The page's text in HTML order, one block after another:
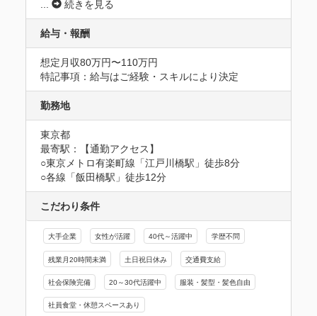
...
続きを見る
給与・報酬
想定月収80万円〜110万円
特記事項：給与はご経験・スキルにより決定
勤務地
東京都
最寄駅：【通勤アクセス】
○東京メトロ有楽町線「江戸川橋駅」徒歩8分
○各線「飯田橋駅」徒歩12分
こだわり条件
大手企業 女性が活躍 40代～活躍中 学歴不問
残業月20時間未満 土日祝日休み 交通費支給
社会保険完備 20～30代活躍中 服装・髪型・髪色自由
社員食堂・休憩スペースあり